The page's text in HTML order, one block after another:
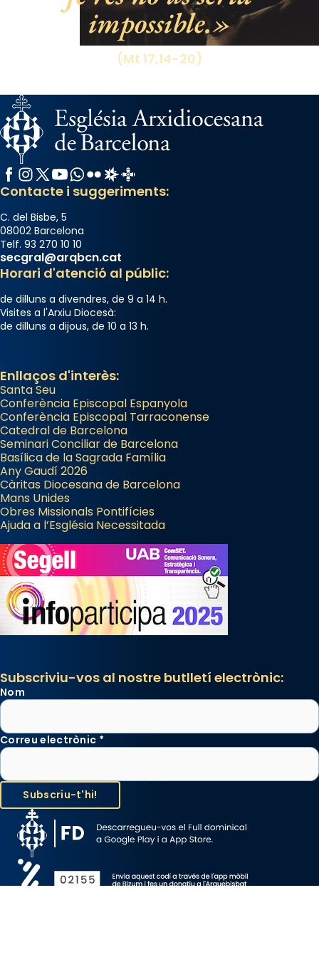
View on Facebook Share
impossible.
(Mt 17,14-20)
Facebook
Instagram
X / Twitter
YouTube
WhatsApp
FlickrRadio Estel
Catalunya Cristiana
Contacte i suggeriments:
C. del Bisbe, 5
08002 Barcelona
Telf. 93 270 10 10
secgral@arqbcn.cat
Horari d'atenció al públic:
de dilluns a divendres, de 9 a 14 h.
Visites a l'Arxiu Diocesà:
de dilluns a dijous, de 10 a 13 h.
Enllaços d'interès:
Santa Seu
Conferència Episcopal Espanyola
Conferència Episcopal Tarraconense
Catedral de Barcelona
Seminari Conciliar de Barcelona
Basílica de la Sagrada Família
Any Gaudí 2026
Càritas Diocesana de Barcelona
Mans Unides
Obres Missionals Pontifícies
Ajuda a l’Església Necessitada
Subscriviu-vos al nostre butlletí electrònic:
Nom
Correu electrònic *